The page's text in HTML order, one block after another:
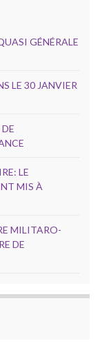
GÉNÉRALE
LE 30 JANVIER
LE
MIS À
MILITARO-
DE